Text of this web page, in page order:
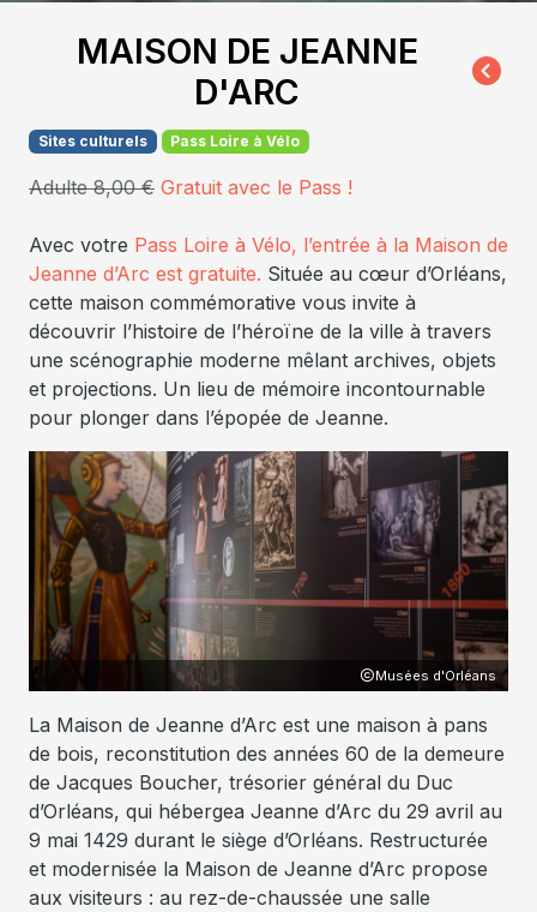
MAISON DE JEANNE
D'ARC
Sites culturels Pass Loire à Vélo
Adulte 8,00 € Gratuit avec le Pass !
Avec votre Pass Loire à Vélo, l’entrée à la Maison de
Jeanne d’Arc est gratuite. Située au cœur d’Orléans,
cette maison commémorative vous invite à
découvrir l’histoire de l’héroïne de la ville à travers
une scénographie moderne mêlant archives, objets
et projections. Un lieu de mémoire incontournable
pour plonger dans l’épopée de Jeanne.
La Maison de Jeanne d’Arc est une maison à pans
de bois, reconstitution des années 60 de la demeure
de Jacques Boucher, trésorier général du Duc
d’Orléans, qui hébergea Jeanne d’Arc du 29 avril au
9 mai 1429 durant le siège d’Orléans. Restructurée
et modernisée la Maison de Jeanne d’Arc propose
aux visiteurs : au rez-de-chaussée une salle